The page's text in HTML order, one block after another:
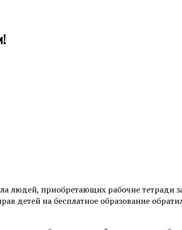
людей, приобретающих рабочие тетради
детей на бесплатное образование